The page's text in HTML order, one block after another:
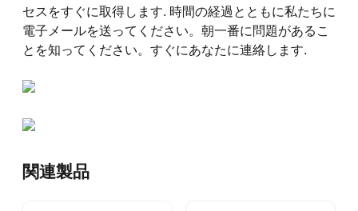
セスをすぐに取得します. 時間の経過とともに私たちに
電子メールを送ってください。朝一番に問題があるこ
とを知ってください。すぐにあなたに連絡します.
関連製品